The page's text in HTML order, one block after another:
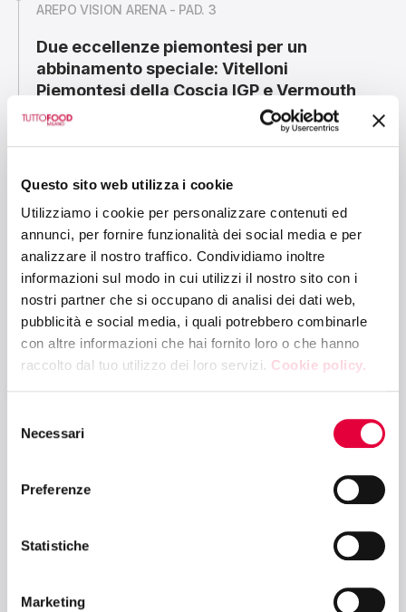
Questo sito web utilizza i cookie
Utilizziamo i cookie per personalizzare contenuti ed
annunci, per fornire funzionalità dei social media e per
analizzare il nostro traffico. Condividiamo inoltre
informazioni sul modo in cui utilizzi il nostro sito con i
nostri partner che si occupano di analisi dei dati web,
pubblicità e social media, i quali potrebbero combinarle
con altre informazioni che hai fornito loro o che hanno
raccolto dal tuo utilizzo dei loro servizi. Cookie policy.
delNecessari
Preferenze
Statistiche
Marketing
AREPO VISION ARENA - PAD. 3
Due eccellenze piemontesi per un
abbinamento speciale: Vitelloni
Piemontesi della Coscia IGP e Vermouth
di Torino IGP
11:00 - 11:45
Inaugurazione
11:30 - 12:15
AREPO VISION ARENA - FLAVORS HUB
Cooking Show "PIEMONTE"
FRUIT & VEG ARENA - PAD. 4
Export di ortofrutta italiana tra sfide e
opportunità